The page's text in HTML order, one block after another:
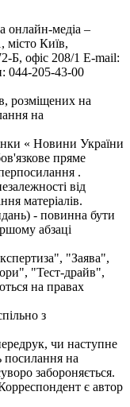
онлайн-медіа –
місто Київ,
офіс 208/1 E-mail:
044-205-43-00
розміщених на
на
« Новини України
пряме
.
від
матеріалів.
- повинна бути
абзаці
"Заява",
"Тест-драйв",
на правах
з
чи наступне
посилання на
забороняється.
є автор